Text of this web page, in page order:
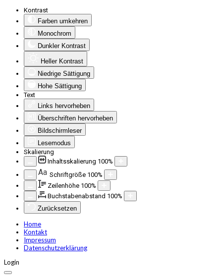
Kontrast
Farben umkehren
Monochrom
Dunkler Kontrast
Heller Kontrast
Niedrige Sättigung
Hohe Sättigung
Text
Links hervorheben
Überschriften hervorheben
Bildschirmleser
Lesemodus
Skalierung
Inhaltsskalierung 100%
Aa Schriftgröße 100%
Zeilenhöhe 100%
Buchstabenabstand 100%
Zurücksetzen
Home
Kontakt
Impressum
Datenschutzerklärung
Login